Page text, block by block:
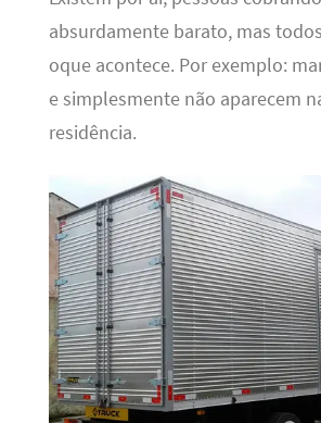
absurdamente barato, mas
oque acontece. Por exemplo:
e simplesmente não aparecem
residência.